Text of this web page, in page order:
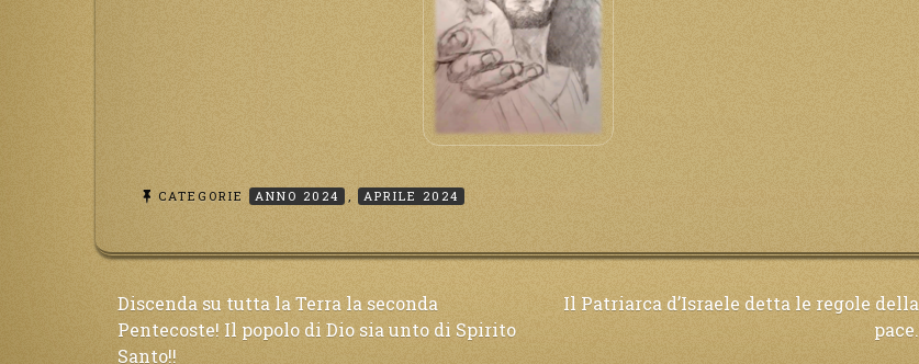
CATEGORIE ANNO 2024 APRILE 2024
Navigazione
Discenda su tutta la Terra la seconda
Pentecoste! Il popolo di Dio sia unto di Spirito
Santo!!
Il Patriarca d’Israele detta le regole della
pace.